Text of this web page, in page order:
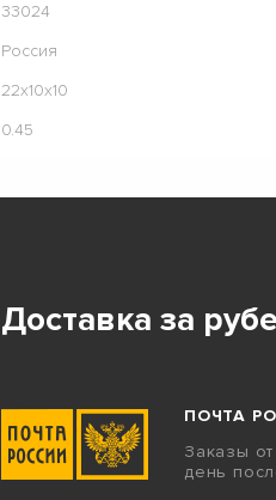
33024
Россия
22х10х10
0.45
Доставка за
ПОЧТА
Заказы
день